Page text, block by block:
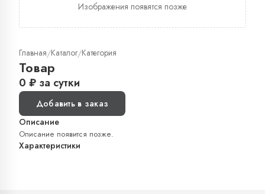
Изображения появятся позже
Главная/Каталог/Категория
Товар
0 ₽ за сутки
Добавить в заказ
Описание
Описание появится позже.
Характеристики